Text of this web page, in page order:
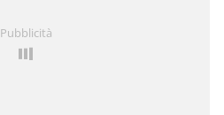
Pubblicità